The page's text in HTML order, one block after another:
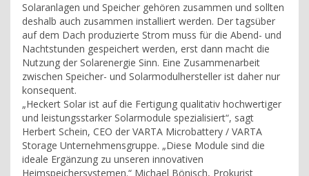
Solaranlagen und Speicher gehören zusammen und sollten
deshalb auch zusammen installiert werden. Der tagsüber
auf dem Dach produzierte Strom muss für die Abend- und
Nachtstunden gespeichert werden, erst dann macht die
Nutzung der Solarenergie Sinn. Eine Zusammenarbeit
zwischen Speicher- und Solarmodulhersteller ist daher nur
konsequent.
„Heckert Solar ist auf die Fertigung qualitativ hochwertiger
und leistungsstarker Solarmodule spezialisiert“, sagt
Herbert Schein, CEO der VARTA Microbattery / VARTA
Storage Unternehmensgruppe. „Diese Module sind die
ideale Ergänzung zu unseren innovativen
Heimspeichersystemen.“ Michael Bönisch, Prokurist